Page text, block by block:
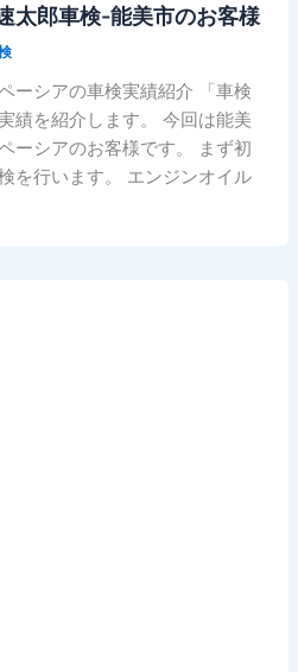
太郎車検-能美市のお客様
ーシアの車検実績紹介 「車検
績を紹介します。 今回は能美
ーシアのお客様です。 まず初
を行います。 エンジンオイル